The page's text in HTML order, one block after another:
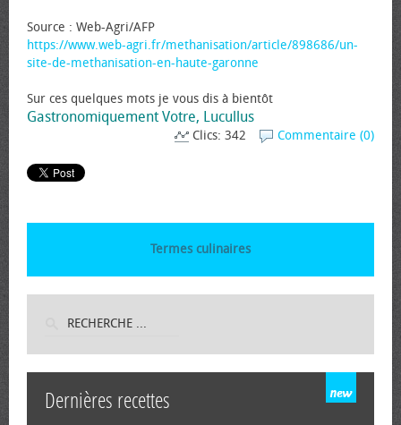
Source : Web-Agri/AFP
https://www.web-agri.fr/methanisation/article/898686/un-
site-de-methanisation-en-haute-garonne
Sur ces quelques mots je vous dis à bientôt
Gastronomiquement Votre, Lucullus
Commentaire (0)
Clics: 342
Termes culinaires
Dernières recettes